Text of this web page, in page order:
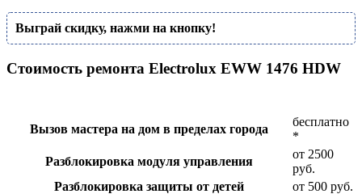
Выграй скидку, нажми на кнопку!
Стоимость ремонта Electrolux EWW 1476 HDW
Вызов мастера на дом в пределах города
бесплатно
*
Разблокировка модуля управления
от 2500
руб.
Разблокировка защиты от детей
от 500 руб.